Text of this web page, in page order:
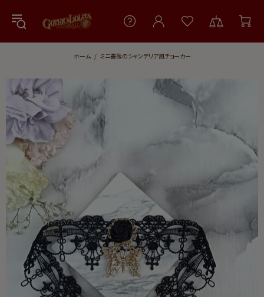
ホーム ミニ薔薇のシャンデリア風チョーカー